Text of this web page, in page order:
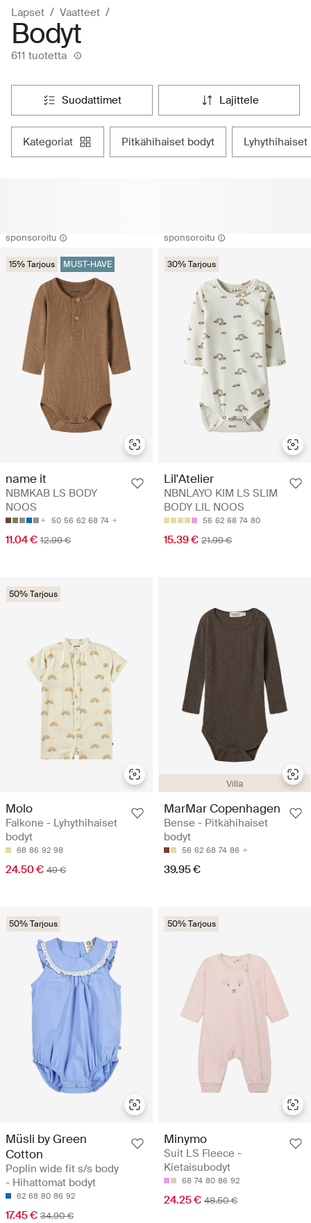
Lapset Vaatteet
Bodyt
611 tuotetta
suodattimet lajittele
kategoriat pitkähihaiset bodyt lyhythihaiset
sponsoroitu
15% Tarjous MUST-HAVE
name it
NBMKAB LS BODY
NOOS
50 56 62 68 74
11.04 € 12.99 €
sponsoroitu
30% Tarjous
Lil'Atelier
NBNLAYO KIM LS SLIM
BODY LIL NOOS
56 62 68 74 80
15.39 € 21.99 €
50% Tarjous
Molo
Falkone - Lyhythihaiset
bodyt
68 86 92 98
24.50 € 49 €
Villa
MarMar Copenhagen
Bense - Pitkähihaiset
bodyt
56 62 68 74 86
39.95 €
50% Tarjous
Müsli by Green
Cotton
Poplin wide fit s/s body
- Hihattomat bodyt
62 68 80 86 92
17.45 € 34.90 €
50% Tarjous
Minymo
Suit LS Fleece -
Kietaisubodyt
68 74 80 86 92
24.25 € 48.50 €